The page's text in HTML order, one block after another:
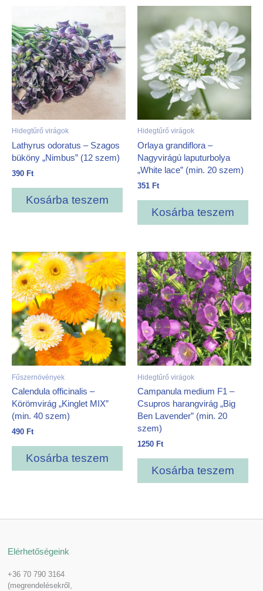
Hidegtűrő virágok
Lathyrus odoratus – Szagos
büköny „Nimbus” (12 szem)
390 Ft
Kosárba teszem
Hidegtűrő virágok
Orlaya grandiflora –
Nagyvirágú laputurbolya
„White lace” (min. 20 szem)
351 Ft
Kosárba teszem
Fűszernövények
Calendula officinalis –
Körömvirág „Kinglet MIX”
(min. 40 szem)
490 Ft
Kosárba teszem
Hidegtűrő virágok
Campanula medium F1 –
Csupros harangvirág „Big
Ben Lavender” (min. 20
szem)
1250 Ft
Kosárba teszem
Elérhetőségeink
+36 70 790 3164
(megrendelésekről,